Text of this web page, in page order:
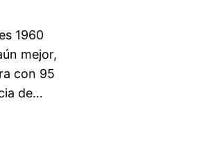
1960
mejor,
con 95
de…